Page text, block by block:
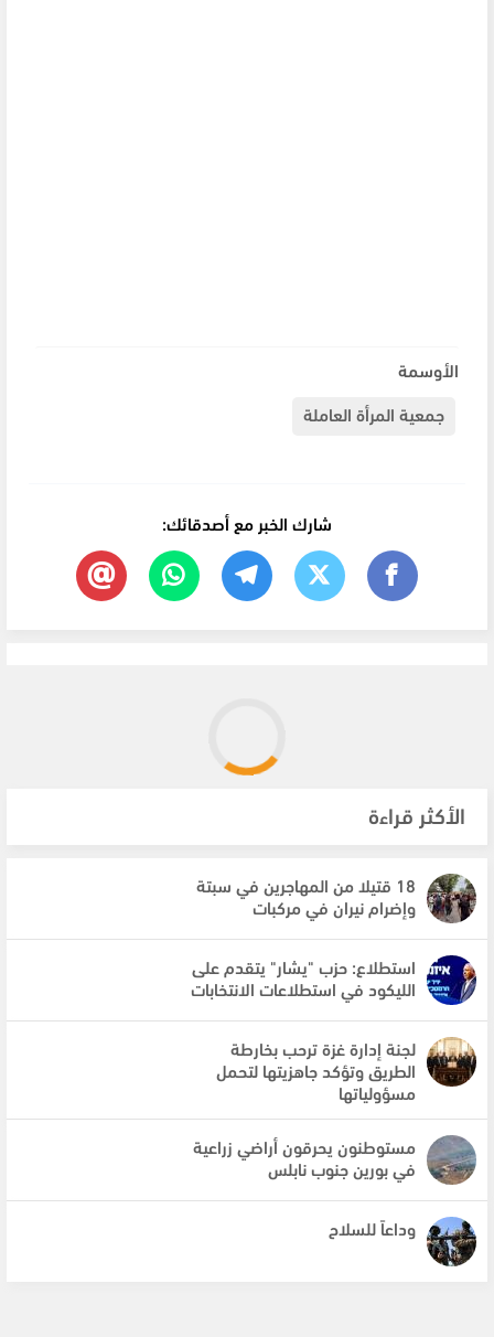
الأوسمة
جمعية المرأة العاملة
شارك الخبر مع أصدقائك:
الأكثر قراءة
18 قتيلا من المهاجرين في سبتة
وإضرام نيران في مركبات
استطلاع: حزب "يشار" يتقدم على
الليكود في استطلاعات الانتخابات
لجنة إدارة غزة ترحب بخارطة
الطريق وتؤكد جاهزيتها لتحمل
مسؤولياتها
مستوطنون يحرقون أراضي زراعية
في بورين جنوب نابلس
وداعاً للسلاح